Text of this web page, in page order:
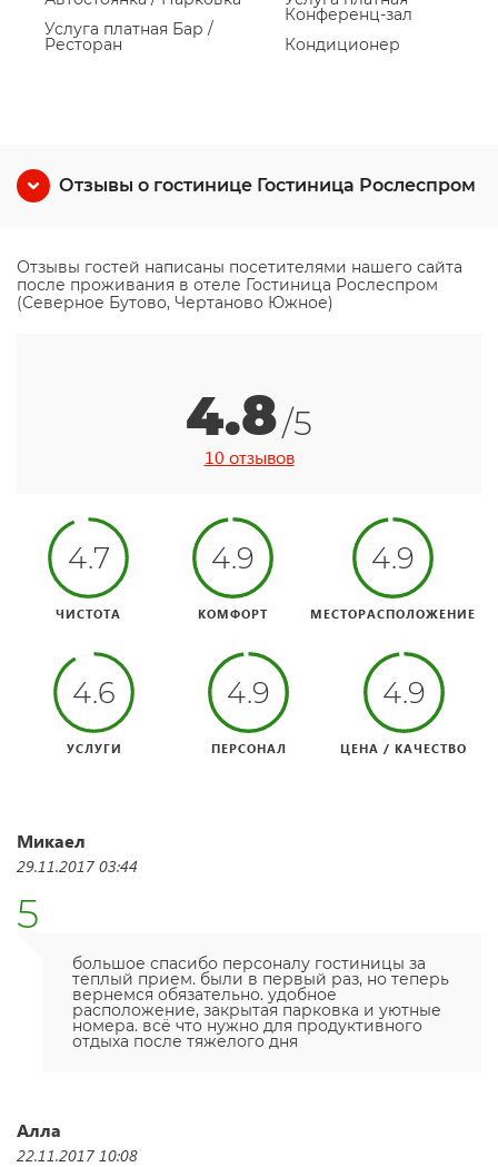
Услуга платная Бар /
Ресторан
Конференц-зал
Кондиционер
Отзывы о гостинице Гостиница Рослеспром
Отзывы гостей написаны посетителями нашего сайта
после проживания в отеле Гостиница Рослеспром
(Северное Бутово, Чертаново Южное)
4.8/5
10 отзывов
4.7
ЧИСТОТА
4.9
КОМФОРТ
4.9
МЕСТОРАСПОЛОЖЕНИЕ
4.6
УСЛУГИ
4.9
ПЕРСОНАЛ
4.9
ЦЕНА / КАЧЕСТВО
Микаел
29.11.2017 03:44
5
большое спасибо персоналу гостиницы за
теплый прием. были в первый раз, но теперь
вернемся обязательно. удобное
расположение, закрытая парковка и уютные
номера. всё что нужно для продуктивного
отдыха после тяжелого дня
Алла
22.11.2017 10:08